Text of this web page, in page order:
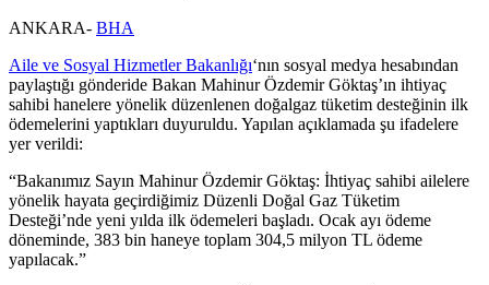
ANKARA- BHA
Aile ve Sosyal Hizmetler Bakanlığı‘nın sosyal medya hesabından
paylaştığı gönderide Bakan Mahinur Özdemir Göktaş’ın ihtiyaç
sahibi hanelere yönelik düzenlenen doğalgaz tüketim desteğinin ilk
ödemelerini yaptıkları duyuruldu. Yapılan açıklamada şu ifadelere
yer verildi:
“Bakanımız Sayın Mahinur Özdemir Göktaş: İhtiyaç sahibi ailelere
yönelik hayata geçirdiğimiz Düzenli Doğal Gaz Tüketim
Desteği’nde yeni yılda ilk ödemeleri başladı. Ocak ayı ödeme
döneminde, 383 bin haneye toplam 304,5 milyon TL ödeme
yapılacak.”